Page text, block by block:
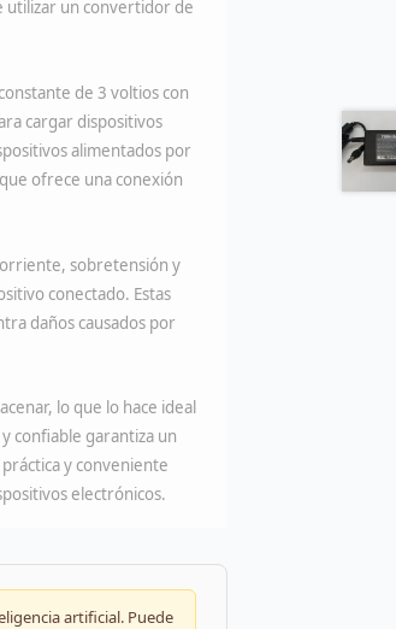
utilizar un convertidor de
de 3 voltios con
cargar dispositivos
alimentados por
ofrece una conexión
sobretensión y
conectado. Estas
daños causados por
lo que lo hace ideal
confiable garantiza un
y conveniente
electrónicos.
artificial. Puede